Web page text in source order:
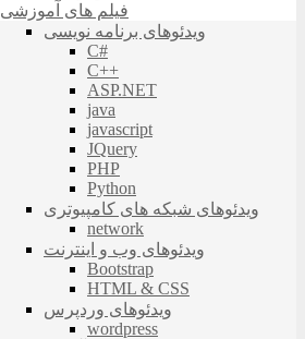
فیلم های آموزشی
ویدئوهای برنامه نویسی
C#
C++
ASP.NET
java
javascript
JQuery
PHP
Python
ویدئوهای شبکه های کامپیوتری
network
ویدئوهای وب و اینترنت
Bootstrap
HTML & CSS
ویدئوهای وردپرس
wordpress